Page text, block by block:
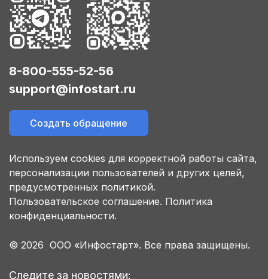
8-800-555-52-56
support@infostart.ru
Создать обращение
Используем cookies для корректной работы сайта,
персонализации пользователей и других целей,
предусмотренных политикой.
Пользовательское соглашение. Политика
конфиденциальности.
© 2026 ООО «Инфостарт». Все права защищены.
Следите за новостями: